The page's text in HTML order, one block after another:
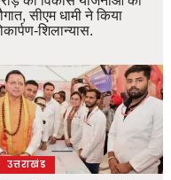
सीएम धामी ने किया
शिलान्यास.
उत्तराखंड